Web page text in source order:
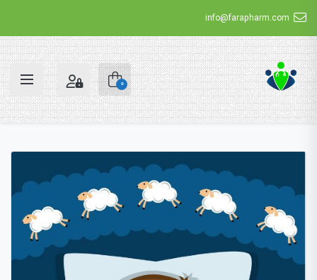
info@farapharm.com
0